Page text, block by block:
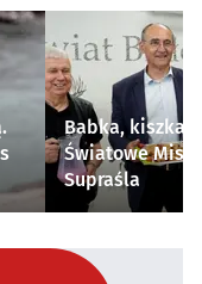
Babka, kiszka i
Światowe
Supraśla